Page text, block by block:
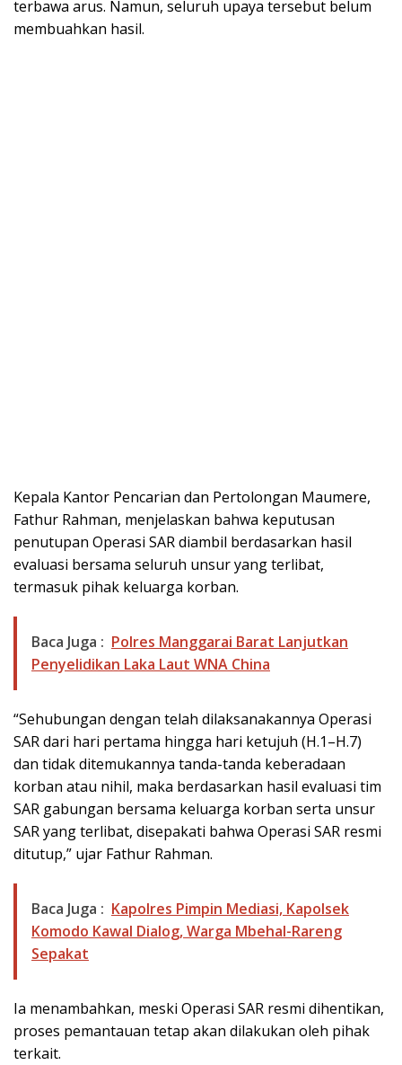
terbawa arus. Namun, seluruh upaya tersebut belum
membuahkan hasil.
Kepala Kantor Pencarian dan Pertolongan Maumere,
Fathur Rahman, menjelaskan bahwa keputusan
penutupan Operasi SAR diambil berdasarkan hasil
evaluasi bersama seluruh unsur yang terlibat,
termasuk pihak keluarga korban.
Baca Juga : Polres Manggarai Barat Lanjutkan
Penyelidikan Laka Laut WNA China
“Sehubungan dengan telah dilaksanakannya Operasi
SAR dari hari pertama hingga hari ketujuh (H.1–H.7)
dan tidak ditemukannya tanda-tanda keberadaan
korban atau nihil, maka berdasarkan hasil evaluasi tim
SAR gabungan bersama keluarga korban serta unsur
SAR yang terlibat, disepakati bahwa Operasi SAR resmi
ditutup,” ujar Fathur Rahman.
Baca Juga : Kapolres Pimpin Mediasi, Kapolsek
Komodo Kawal Dialog, Warga Mbehal-Rareng
Sepakat
Ia menambahkan, meski Operasi SAR resmi dihentikan,
proses pemantauan tetap akan dilakukan oleh pihak
terkait.